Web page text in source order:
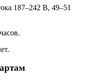
187–242 В, 49–51